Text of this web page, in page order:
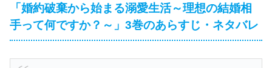
「婚約破棄から始まる溺愛生活～理想の結婚相
手って何ですか？～」3巻のあらすじ・ネタバレ